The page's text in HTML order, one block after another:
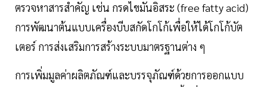
ตรวจหาสารสำคัญ เช่น กรดไขมันอิสระ (free fatty acid)
การพัฒนาต้นแบบเครื่องบีบสกัดโกโก้เพื่อให้ได้โกโก้บัต
เตอร์ การส่งเสริมการสร้างระบบมาตรฐานต่าง ๆ
การเพิ่มมูลค่าผลิตภัณฑ์และบรรจุภัณฑ์ด้วยการออกแบบ